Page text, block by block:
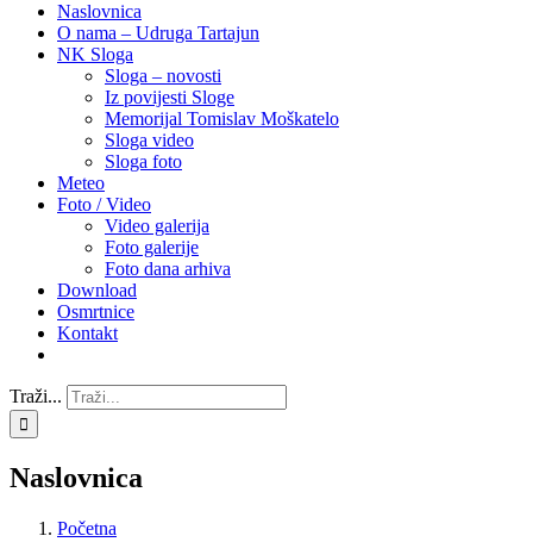
Naslovnica
O nama – Udruga Tartajun
NK Sloga
Sloga – novosti
Iz povijesti Sloge
Memorijal Tomislav Moškatelo
Sloga video
Sloga foto
Meteo
Foto / Video
Video galerija
Foto galerije
Foto dana arhiva
Download
Osmrtnice
Kontakt
Traži...
Naslovnica
Početna